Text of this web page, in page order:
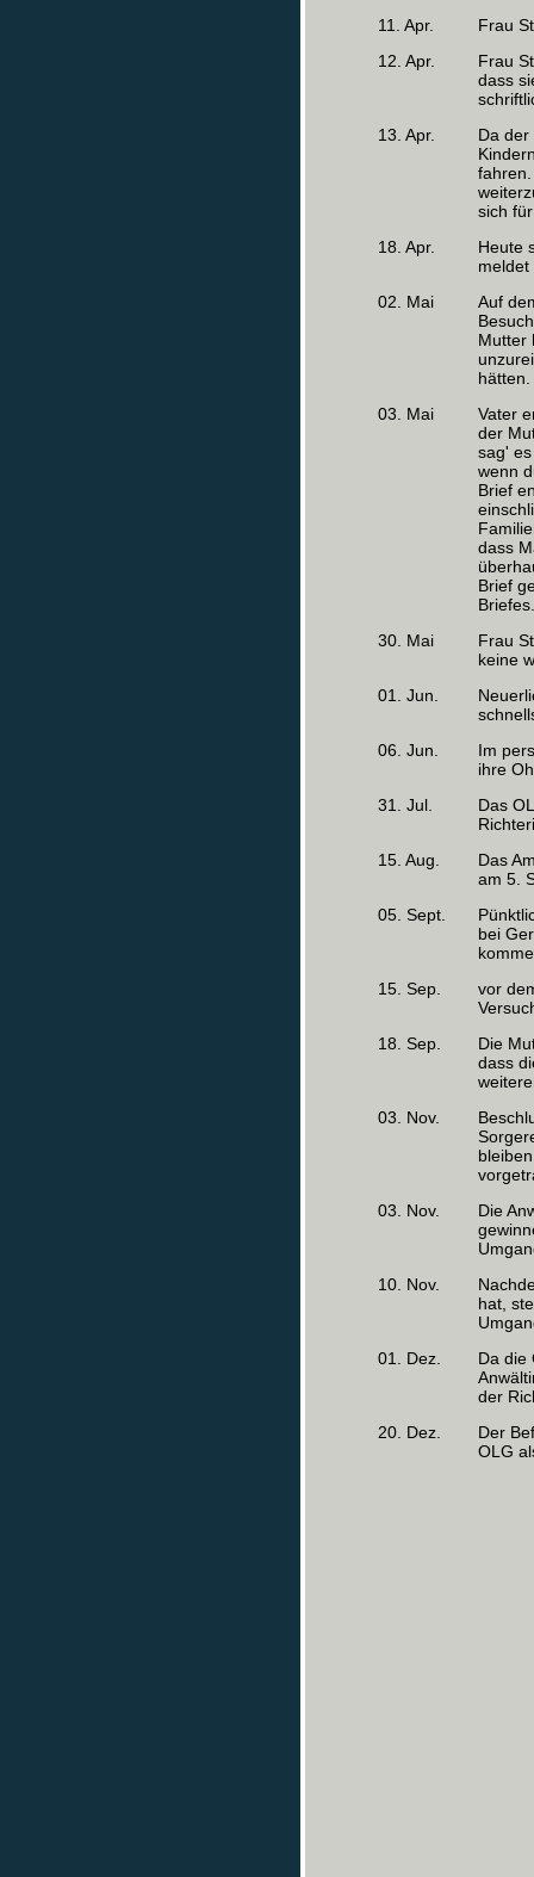
11. Apr.
Frau
12. Apr.
Frau
dass
13. Apr.
Da der
sich
18. Apr.
Heute
meldet
02. Mai
Auf
Mutter
hätten.
03. Mai
Vater
der
sag'
wenn
Brief
dass
Brief
Briefes.
30. Mai
Frau
keine
01. Jun.
06. Jun.
Im
ihre
31. Jul.
Das
15. Aug.
Das
am 5.
05. Sept.
bei
15. Sep.
vor
18. Sep.
Die
dass
03. Nov.
03. Nov.
Die
10. Nov.
hat,
01. Dez.
Da die
der
20. Dez.
Der
OLG